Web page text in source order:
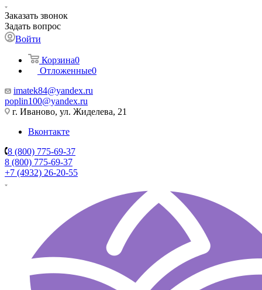
Заказать звонок
Задать вопрос
Войти
Корзина0
Отложенные0
imatek84@yandex.ru
poplin100@yandex.ru
г. Иваново, ул. Жиделева, 21
Вконтакте
8 (800) 775-69-37
8 (800) 775-69-37
+7 (4932) 26-20-55